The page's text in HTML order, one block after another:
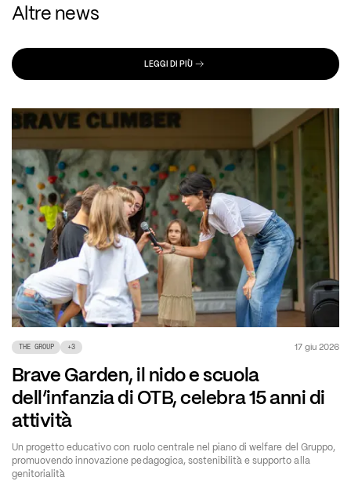
Altre news
LEGGI DI PIÙ
THE GROUP +3 17 giu 2026
Brave Garden, il nido e scuola
dell’infanzia di OTB, celebra 15 anni di
attività
Un progetto educativo con ruolo centrale nel piano di welfare del Gruppo,
promuovendo innovazione pedagogica, sostenibilità e supporto alla
genitorialità